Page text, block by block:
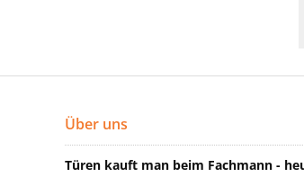
Über uns
Türen kauft man beim Fachmann -